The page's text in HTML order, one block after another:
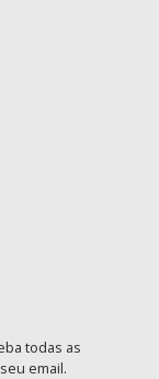
todas as
email.